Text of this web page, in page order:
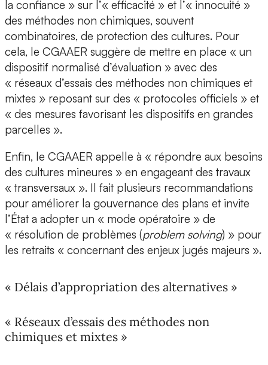
la confiance » sur l’« efficacité » et l’« innocuité »
des méthodes non chimiques, souvent
combinatoires, de protection des cultures. Pour
cela, le CGAAER suggère de mettre en place « un
dispositif normalisé d’évaluation » avec des
« réseaux d’essais des méthodes non chimiques et
mixtes » reposant sur des « protocoles officiels » et
« des mesures favorisant les dispositifs en grandes
parcelles ».
Enfin, le CGAAER appelle à « répondre aux besoins
des cultures mineures » en engageant des travaux
« transversaux ». Il fait plusieurs recommandations
pour améliorer la gouvernance des plans et invite
l’État a adopter un « mode opératoire » de
« résolution de problèmes (problem solving) » pour
les retraits « concernant des enjeux jugés majeurs ».
« Délais d’appropriation des alternatives »
« Réseaux d’essais des méthodes non
chimiques et mixtes »